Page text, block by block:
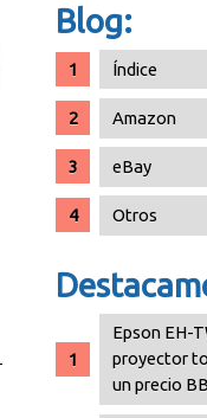
Blog:
Índice
Amazon
eBay
Otros
Epson EH-
proyector
un precio